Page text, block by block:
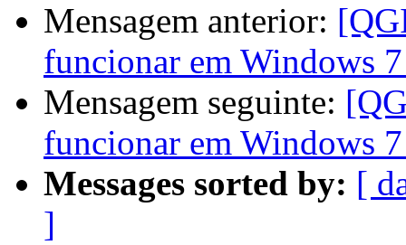
Mensagem anterior:
funcionar em Windows
Mensagem seguinte:
funcionar em Windows
Messages sorted by: [
]